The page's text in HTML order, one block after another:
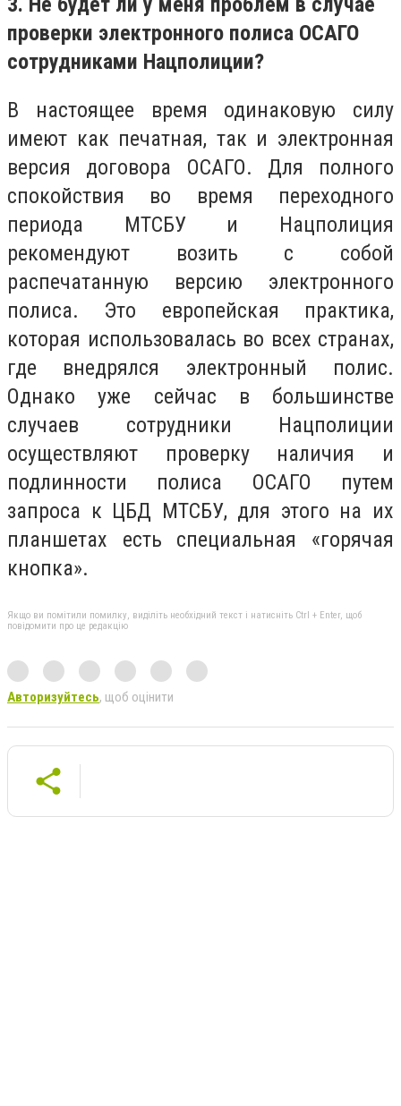
проверки электронного полиса ОСАГО
сотрудниками Нацполиции?
В настоящее время одинаковую силу
имеют как печатная, так и электронная
версия договора ОСАГО. Для полного
спокойствия во время переходного
периода МТСБУ и Нацполиция
рекомендуют возить с собой
распечатанную версию электронного
полиса. Это европейская практика,
которая использовалась во всех странах,
где внедрялся электронный полис.
Однако уже сейчас в большинстве
случаев сотрудники Нацполиции
осуществляют проверку наличия и
подлинности полиса ОСАГО путем
запроса к ЦБД МТСБУ, для этого на их
планшетах есть специальная «горячая
кнопка».
Якщо ви помітили помилку, виділіть необхідний текст і натисніть Ctrl + Enter, щоб
повідомити про це редакцію
Авторизуйтесь, щоб оцінити